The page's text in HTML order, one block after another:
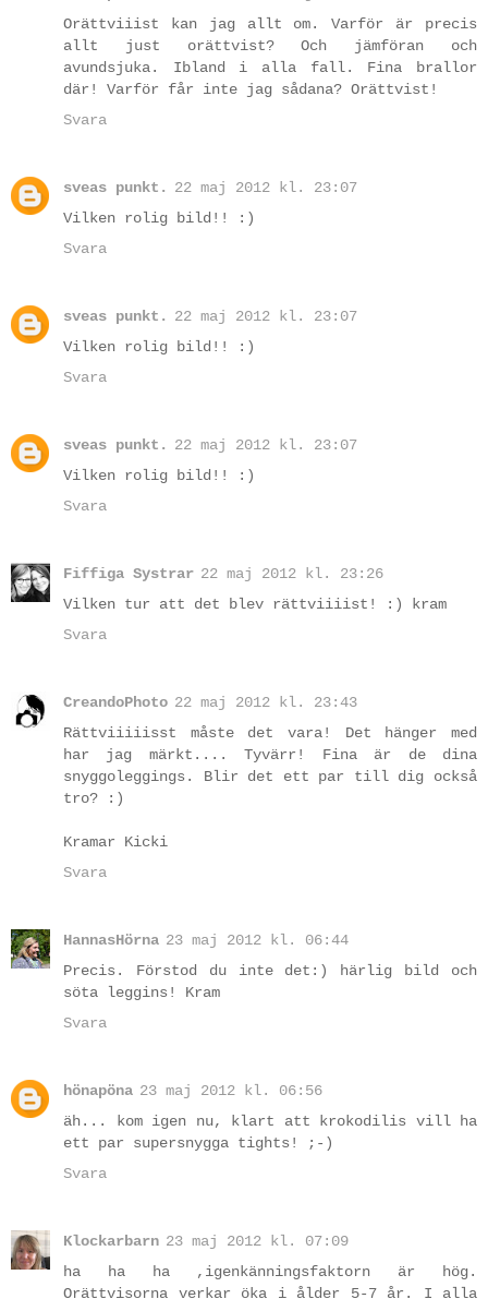
Orättviiist kan jag allt om. Varför är precis
allt just orättvist? Och jämföran och
avundsjuka. Ibland i alla fall. Fina brallor
där! Varför får inte jag sådana? Orättvist!
Svara
sveas punkt.
22 maj 2012 kl. 23:07
Vilken rolig bild!! :)
Svara
sveas punkt.
22 maj 2012 kl. 23:07
Vilken rolig bild!! :)
Svara
sveas punkt.
22 maj 2012 kl. 23:07
Vilken rolig bild!! :)
Svara
Fiffiga Systrar 22 maj 2012 kl. 23:26
Vilken tur att det blev rättviiiist! :) kram
Svara
CreandoPhoto 22 maj 2012 kl. 23:43
Rättviiiiisst måste det vara! Det hänger med
har jag märkt.... Tyvärr! Fina är de dina
snyggoleggings. Blir det ett par till dig också
tro? :)
Kramar Kicki
Svara
HannasHörna 23 maj 2012 kl. 06:44
Precis. Förstod du inte det:) härlig bild och
söta leggins! Kram
Svara
hönapöna 23 maj 2012 kl. 06:56
äh... kom igen nu, klart att krokodilis vill ha
ett par supersnygga tights! ;-)
Svara
Klockarbarn 23 maj 2012 kl. 07:09
ha ha ha ,igenkänningsfaktorn är hög.
Orättvisorna verkar öka i ålder 5-7 år. I alla